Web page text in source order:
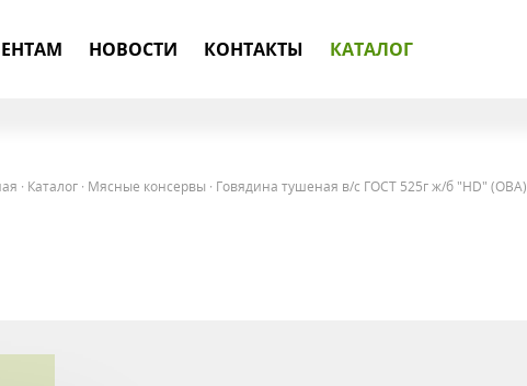
НОВОСТИ КОНТАКТЫ КАТАЛОГ
· Каталог · Мясные консервы · Говядина тушеная в/с ГОСТ 525г ж/б "HD" (ОВА)